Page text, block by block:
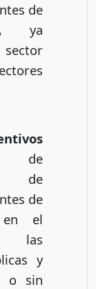
de
ya
de
de
de
en el
las
y
o sin